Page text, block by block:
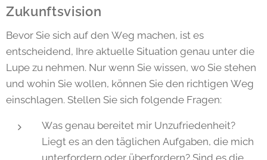
Zukunftsvision
Bevor Sie sich auf den Weg machen, ist es
entscheidend, Ihre aktuelle Situation genau unter die
Lupe zu nehmen. Nur wenn Sie wissen, wo Sie stehen
und wohin Sie wollen, können Sie den richtigen Weg
einschlagen. Stellen Sie sich folgende Fragen:
Was genau bereitet mir Unzufriedenheit?
Liegt es an den täglichen Aufgaben, die mich
unterfordern oder überfordern? Sind es die